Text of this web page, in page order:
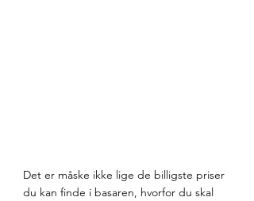
Det er måske ikke lige de billigste priser
du kan finde i basaren, hvorfor du skal